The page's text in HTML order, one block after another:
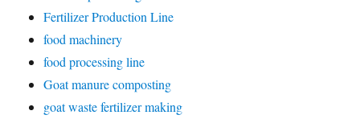
Fertilizer Production Line
food machinery
food processing line
Goat manure composting
goat waste fertilizer making